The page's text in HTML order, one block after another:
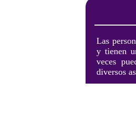
Las
y tienen
veces
diversos